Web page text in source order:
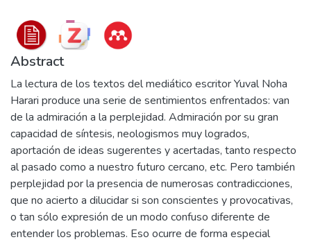
Abstract
La lectura de los textos del mediático escritor Yuval Noha
Harari produce una serie de sentimientos enfrentados: van
de la admiración a la perplejidad. Admiración por su gran
capacidad de síntesis, neologismos muy logrados,
aportación de ideas sugerentes y acertadas, tanto respecto
al pasado como a nuestro futuro cercano, etc. Pero también
perplejidad por la presencia de numerosas contradicciones,
que no acierto a dilucidar si son conscientes y provocativas,
o tan sólo expresión de un modo confuso diferente de
entender los problemas. Eso ocurre de forma especial